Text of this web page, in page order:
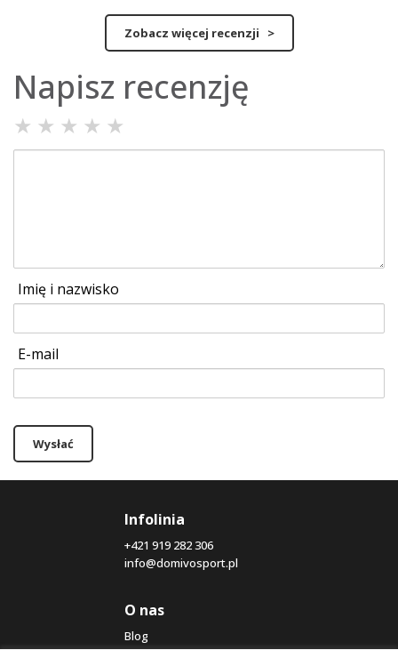
Zobacz więcej recenzji >
Napisz recenzję
★ ★ ★ ★ ★
Imię i nazwisko
E-mail
Wysłać
Infolinia
+421 919 282 306
info@domivosport.pl
O nas
Blog